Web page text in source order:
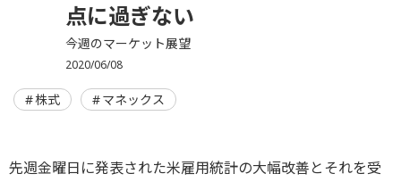
点に過ぎない
今週のマーケット展望
2020/06/08
株式 マネックス
先週金曜日に発表された米雇用統計の大幅改善とそれを受